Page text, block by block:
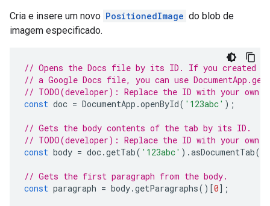
Cria e insere um novo PositionedImage do blob de
imagem especificado.
// Opens the Docs file by its ID. If you created
// a Google Docs file, you can use
// TODO(developer): Replace the ID with your own.
const doc = DocumentApp .openById( '123abc' );
// Gets the body contents of the tab by its ID.
// TODO(developer): Replace the ID with your own.
const body = doc.getTab( '123abc' ).asDocumentTab().
// Gets the first paragraph from the body.
const paragraph = body.getParagraphs()[0];